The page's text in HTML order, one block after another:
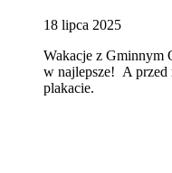
18 lipca 2025
Wakacje z Gminnym
w najlepsze! A przed
plakacie.